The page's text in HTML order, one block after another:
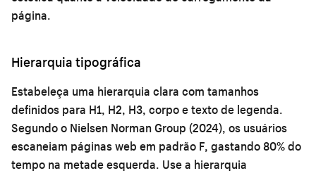
página.
Hierarquia tipográfica
Estabeleça uma hierarquia clara com tamanhos
definidos para H1, H2, H3, corpo e texto de legenda.
Segundo o Nielsen Norman Group (2024), os usuários
escaneiam páginas web em padrão F, gastando 80% do
tempo na metade esquerda. Use a hierarquia